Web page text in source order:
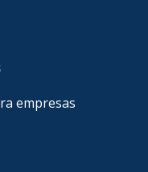
empresas